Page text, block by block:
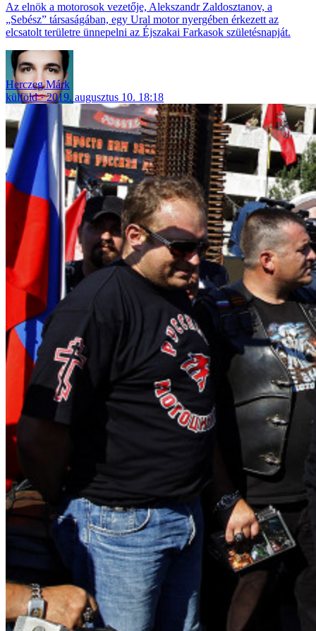
Az elnök a motorosok vezetője, Alekszandr Zaldosztanov, a
„Sebész” társaságában, egy Ural motor nyergében érkezett az
elcsatolt területre ünnepelni az Éjszakai Farkasok születésnapját.
Herczeg Márk
külföld
2019. augusztus 10. 18:18